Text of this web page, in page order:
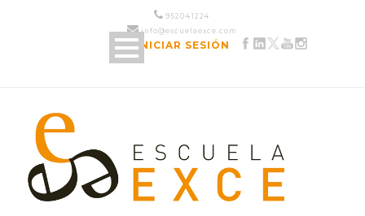
952 04 12 24
info@escuelaexce.com
INICIAR SESIÓN